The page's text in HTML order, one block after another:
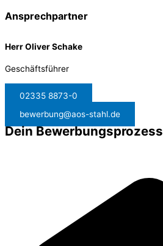
Ansprechpartner
Herr Oliver Schake
Geschäftsführer
02335 8873-0
bewerbung@aos-stahl.de
Dein Bewerbungsprozess